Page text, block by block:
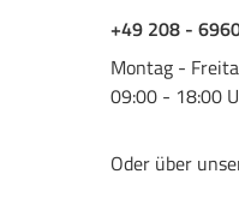
+49 208 -
Montag -
09:00 - 18:00
Oder über